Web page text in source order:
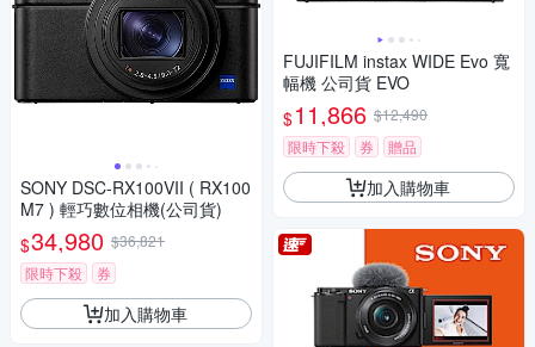
SONY DSC-RX100VII ( RX100
M7 ) 輕巧數位相機(公司貨)
$34,980 $36,821
限時下殺
券
加入購物車
FUJIFILM instax WIDE Evo 寬
幅機 公司貨 EVO
$11,866 $12,490
限時下殺
券 贈品
加入購物車